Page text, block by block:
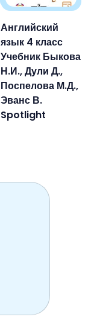
Английский
язык 4 класс
Учебник Быкова
Н.И., Дули Д.,
Поспелова М.Д.,
Эванс В.
Spotlight